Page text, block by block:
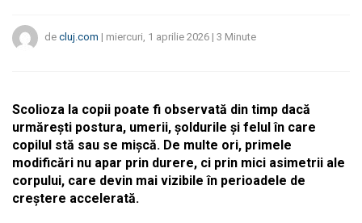
de cluj.com | miercuri, 1 aprilie 2026 | 3 Minute
Scolioza la copii poate fi observată din timp dacă
urmărești postura, umerii, șoldurile și felul în care
copilul stă sau se mișcă. De multe ori, primele
modificări nu apar prin durere, ci prin mici asimetrii ale
corpului, care devin mai vizibile în perioadele de
creștere accelerată.